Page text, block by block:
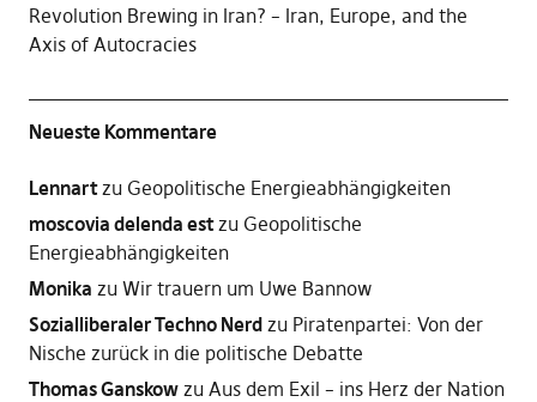
Revolution Brewing in Iran? – Iran, Europe, and the
Axis of Autocracies
Neueste Kommentare
Lennartzu Geopolitische Energieabhängigkeiten
moscovia delenda estzu Geopolitische
Energieabhängigkeiten
Monika zu Wir trauern um Uwe Bannow
Sozialliberaler Techno Nerdzu Piratenpartei: Von der
Nische zurück in die politische Debatte
Thomas Ganskowzu Aus dem Exil – ins Herz der Nation